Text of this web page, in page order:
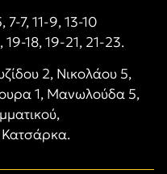
7, 11-9, 13-10
19-18, 19-21, 21-23.
2, Νικολάου 5,
1, Μανωλούδα 5,